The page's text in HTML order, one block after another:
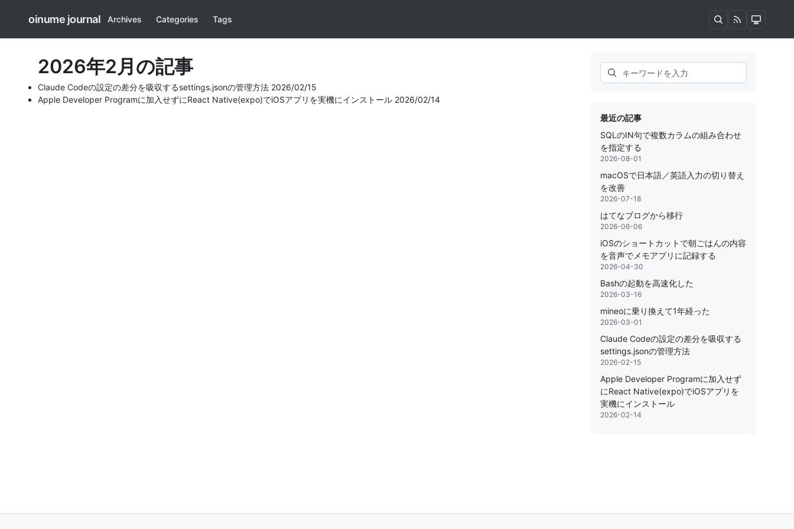
oinume journal Archives Categories Tags
2026年2月の記事
Claude Codeの設定の差分を吸収するsettings.jsonの管理方法 2026/02/15
Apple Developer Programに加入せずにReact Native(expo)でiOSアプリを実機にインストール 2026/02/14
Search
最近の記事
SQLのIN句で複数カラムの組み合わせ
を指定する
2026-08-01
macOSで日本語／英語入力の切り替え
を改善
2026-07-18
はてなブログから移行
2026-06-06
iOSのショートカットで朝ごはんの内容
を音声でメモアプリに記録する
2026-04-30
Bashの起動を高速化した
2026-03-16
mineoに乗り換えて1年経った
2026-03-01
Claude Codeの設定の差分を吸収する
settings.jsonの管理方法
2026-02-15
Apple Developer Programに加入せず
にReact Native(expo)でiOSアプリを
実機にインストール
2026-02-14